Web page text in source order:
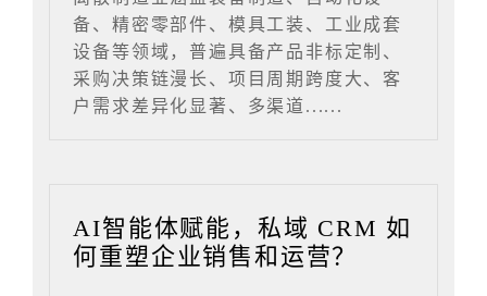
备、精密零部件、模具工装、工业成套
设备等领域，普遍具备产品非标定制、
采购决策链漫长、项目周期跨度大、客
户需求差异化显著、多渠道......
AI智能体赋能，私域 CRM 如
何重塑企业销售和运营？